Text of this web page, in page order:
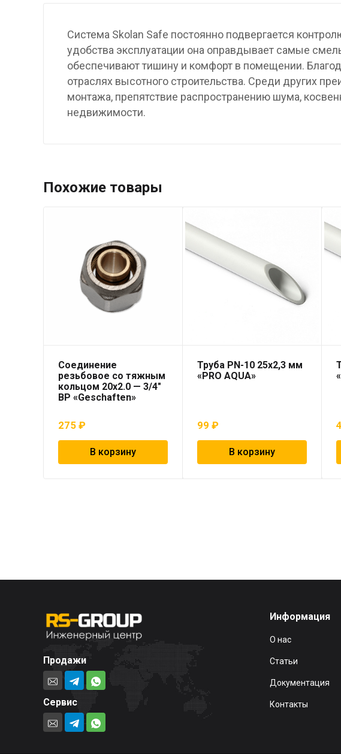
Система Skolan Safe постоянно подвергается
удобства эксплуатации она оправдывает самые
обеспечивают тишину и комфорт в помещении.
отраслях высотного строительства. Среди других
монтажа, препятствие распространению шума,
недвижимости.
Похожие товары
Соединение
резьбовое со тяжным
кольцом 20х2.0 — 3/4″
ВР «Geschaften»
275 ₽
В корзину
Труба PN-10 25х2,3 мм
«PRO AQUA»
99₽
В корзину
Продажи
Сервис
Информация
О нас
Статьи
Документация
Контакты